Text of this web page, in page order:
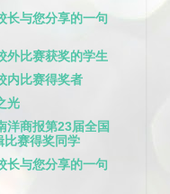
长与您分享的一句
外比赛获奖的学生
内比赛得奖者
光
洋商报第23届全国
比赛得奖同学
长与您分享的一句